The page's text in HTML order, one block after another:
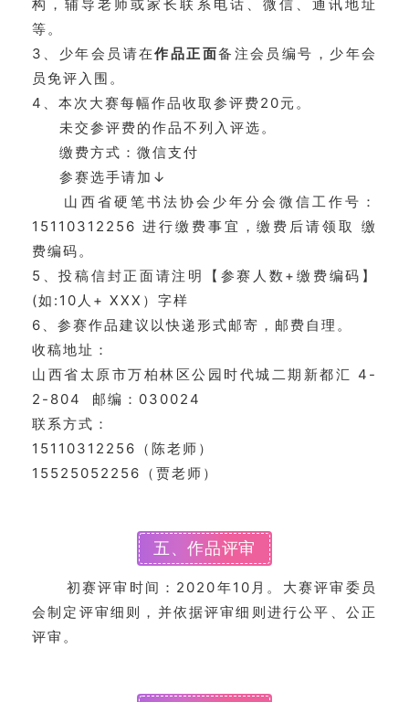
讯
构，辅导老师或家长联系电话、微信、通讯地址
等。
3、少年会员请在作品正面备注会员编号，少年会
员免评入围。
4、本次大赛每幅作品收取参评费20元。
未交参评费的作品不列入评选。
缴费方式：微信支付
参赛选手请加↓
山西省硬笔书法协会少年分会微信工作号：
15110312256 进行缴费事宜，缴费后请领取 缴
费编码。
5、投稿信封正面请注明【参赛人数+缴费编码】
(如:10人+ XXX）字样
6、参赛作品建议以快递形式邮寄，邮费自理。
收稿地址：
山西省太原市万柏林区公园时代城二期新都汇 4-
2-804 邮编：030024
联系方式：
15110312256（陈老师）
15525052256（贾老师）
五、作品评审
初赛评审时间：2020年10月。大赛评审委员
会制定评审细则，并依据评审细则进行公平、公正
评审。